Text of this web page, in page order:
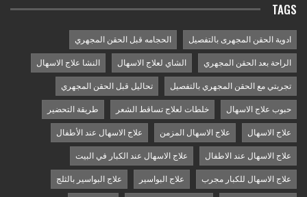
TAGS
ادوية الحقن المجهرى بالتفصيل الحجامه قبل الحقن المجهري
الراحة بعد الحقن المجهري الشاي لعلاج الاسهال النشا علاج الاسهال
تجربتي مع الحقن المجهري بالتفصيل تحاليل قبل الحقن المجهري
حبوب علاج الاسهال خلطات لعلاج تساقط الشعر طريقة التحضير
علاج الاسهال علاج الاسهال المزمن علاج الاسهال عند الأطفال
علاج الاسهال عند الاطفال علاج الاسهال عند الكبار في البيت
علاج الاسهال للكبار مجرب علاج البواسير علاج البواسير بالثلج